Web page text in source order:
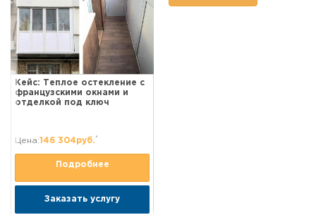
Кейс: Теплое остекление с
французскими окнами и
отделкой под ключ
Цена:146 304руб. *
Подробнее
Заказать услугу